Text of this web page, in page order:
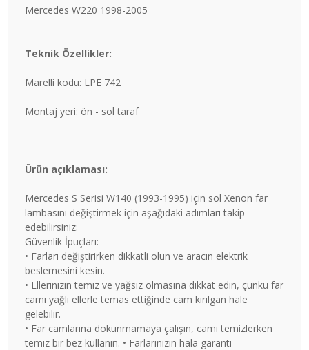
Mercedes W220 1998-2005
Teknik Özellikler:
Marelli kodu: LPE 742
Montaj yeri: ön - sol taraf
Ürün açıklaması:
Mercedes S Serisi W140 (1993-1995) için sol Xenon far
lambasını değiştirmek için aşağıdaki adımları takip
edebilirsiniz:
Güvenlik İpuçları:
• Farları değiştirirken dikkatli olun ve aracın elektrik
beslemesini kesin.
• Ellerinizin temiz ve yağsız olmasına dikkat edin, çünkü far
camı yağlı ellerle temas ettiğinde cam kırılgan hale
gelebilir.
• Far camlarına dokunmamaya çalışın, camı temizlerken
temiz bir bez kullanın. • Farlarınızın hala garanti